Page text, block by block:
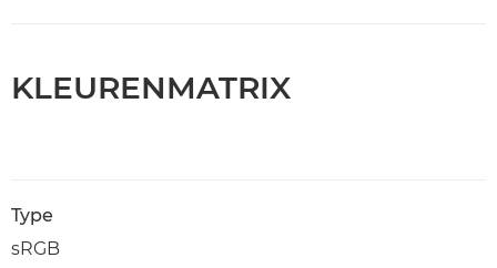
KLEURENMATRIX
Type
sRGB